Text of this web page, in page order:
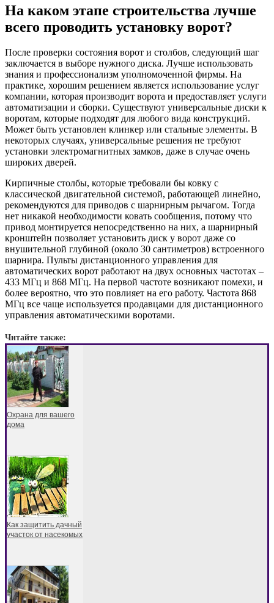
На каком этапе строительства лучше
всего проводить установку ворот?
После проверки состояния ворот и столбов, следующий шаг
заключается в выборе нужного диска. Лучше использовать
знания и профессионализм уполномоченной фирмы. На
практике, хорошим решением является использование услуг
компании, которая производит ворота и предоставляет услуги
автоматизации и сборки. Существуют универсальные диски к
воротам, которые подходят для любого вида конструкций.
Может быть установлен клинкер или стальные элементы. В
некоторых случаях, универсальные решения не требуют
установки электромагнитных замков, даже в случае очень
широких дверей.
Кирпичные столбы, которые требовали бы ковку с
классической двигательной системой, работающей линейно,
рекомендуются для приводов с шарнирным рычагом. Тогда
нет никакой необходимости ковать сообщения, потому что
привод монтируется непосредственно на них, а шарнирный
кронштейн позволяет установить диск у ворот даже со
внушительной глубиной (около 30 сантиметров) встроенного
шарнира. Пульты дистанционного управления для
автоматических ворот работают на двух основных частотах –
433 МГц и 868 МГц. На первой частоте возникают помехи, и
более вероятно, что это повлияет на его работу. Частота 868
МГц все чаще используется продавцами для дистанционного
управления автоматическими воротами.
Читайте также:
Охрана для вашего
дома
Как защитить дачный
участок от насекомых